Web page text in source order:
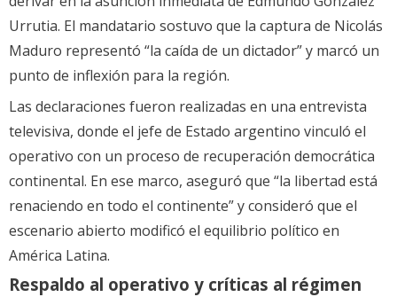
Urrutia. El mandatario sostuvo que la captura de Nicolás
Maduro representó “la caída de un dictador” y marcó un
punto de inflexión para la región.
Las declaraciones fueron realizadas en una entrevista
televisiva, donde el jefe de Estado argentino vinculó el
operativo con un proceso de recuperación democrática
continental. En ese marco, aseguró que “la libertad está
renaciendo en todo el continente” y consideró que el
escenario abierto modificó el equilibrio político en
América Latina.
Respaldo al operativo y críticas al régimen